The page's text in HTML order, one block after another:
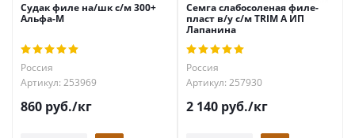
Судак филе на/шк с/м 300+
Альфа-М
Россия
Артикул: 253969
860 руб./кг
Семга слабосоленая филе-
пласт в/у с/м TRIM А ИП
Лапанина
Россия
Артикул: 257930
2 140 руб./кг